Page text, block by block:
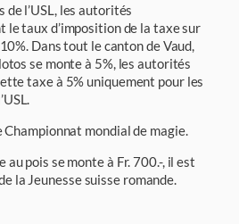
l’USL, les autorités
le taux d’imposition de la taxe sur
Dans tout le canton de Vaud,
se monte à 5%, les autorités
taxe à 5% unique­ment pour les
mondial de magie.
au pois se monte à Fr. 700.-, il est
la Jeunesse suisse romande.